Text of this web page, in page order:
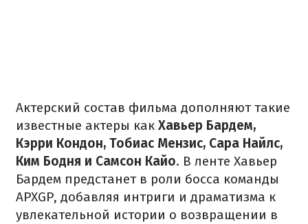
Актерский состав фильма дополняют такие
известные актеры как Хавьер Бардем,
Кэрри Кондон, Тобиас Мензис, Сара Найлс,
Ким Бодня и Самсон Кайо. В ленте Хавьер
Бардем предстанет в роли босса команды
APXGP, добавляя интриги и драматизма к
увлекательной истории о возвращении в